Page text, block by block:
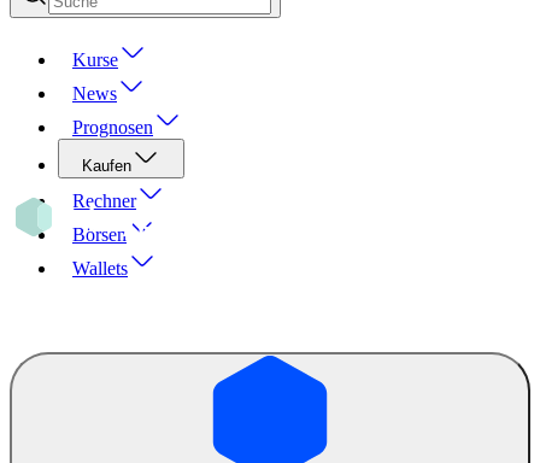
Kurse
News
Prognosen
Kaufen
Rechner
Börsen
Wallets